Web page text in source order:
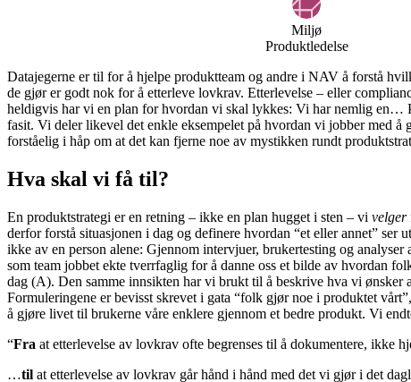
Miljø
Produktledelse
Datajegerne er til for å hjelpe produktteam og andre i NAV å forstå
de gjør er godt nok for å etterleve lovkrav. Etterlevelse – eller
heldigvis har vi en plan for hvordan vi skal lykkes: Vi har nemlig en…
fasit. Vi deler likevel det enkle eksempelet på hvordan vi jobber med å
forståelig i håp om at det kan fjerne noe av mystikken rundt
Hva skal vi få til?
En produktstrategi er en retning – ikke en plan hugget i sten – vi velger
derfor forstå situasjonen i dag og definere hvordan “et eller annet” ser
ikke av en person alene: Gjennom intervjuer, brukertesting og analyser
som team jobbet ekte tverrfaglig for å danne oss et bilde av hvordan
dag (A). Den samme innsikten har vi brukt til å beskrive hva vi ønsker
Formuleringene er bevisst skrevet i gata “folk gjør noe i produktet
å gjøre livet til brukerne våre enklere gjennom et bedre produkt. Vi
“Fra at etterlevelse av lovkrav ofte begrenses til å dokumentere, ikke
…til at etterlevelse av lovkrav går hånd i hånd med det vi gjør i det